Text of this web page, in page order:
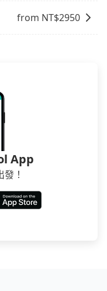
from NT$2950
App
！